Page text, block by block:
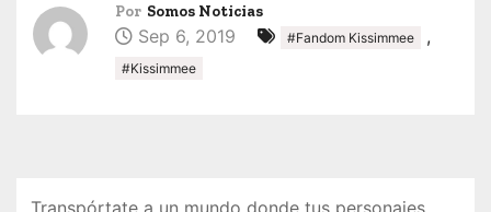
Por Somos Noticias
Sep 6, 2019 #Fandom Kissimmee ,
#Kissimmee
Transpórtate a un mundo donde tus personajes